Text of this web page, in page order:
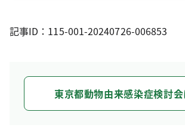
記事ID：115-001-20240726-006853
東京都動物由来感染症検討会